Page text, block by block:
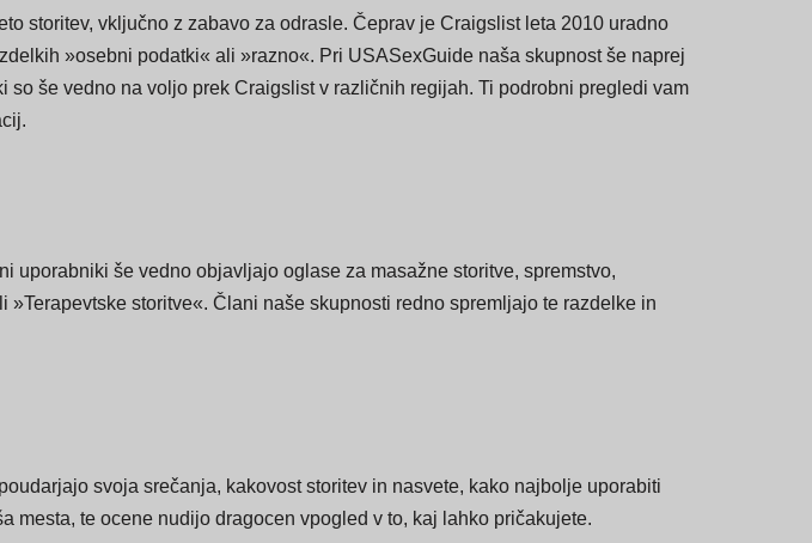
storitev, vključno z zabavo za odrasle. Čeprav je Craigslist leta 2010 uradno
»osebni podatki« ali »razno«. Pri USASexGuide naša skupnost še naprej
še vedno objavljajo oglase za masažne storitve, spremstvo,